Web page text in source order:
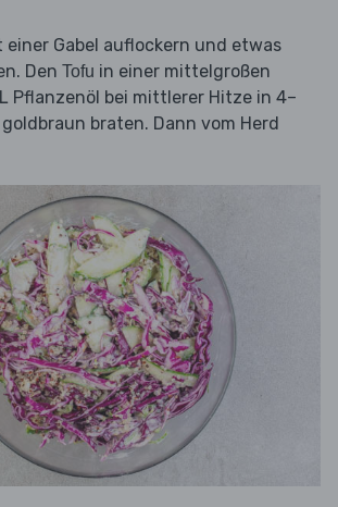
einer Gabel auflockern und etwas
Den Tofu in einer mittelgroßen
Pflanzenöl bei mittlerer Hitze in 4–
braten. Dann vom Herd